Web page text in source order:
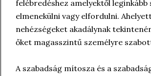
felébredéshez amelyektől
elmenekülni vagy elfordulni.
nehézségeket akadálynak
őket magasszintű személyre
A szabadság mítosza és a